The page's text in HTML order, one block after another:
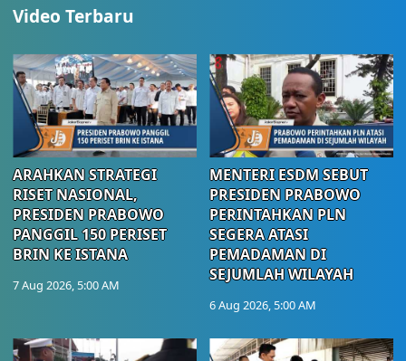
Video Terbaru
ARAHKAN STRATEGI
RISET NASIONAL,
PRESIDEN PRABOWO
PANGGIL 150 PERISET
BRIN KE ISTANA
7 Aug 2026, 5:00 AM
MENTERI ESDM SEBUT
PRESIDEN PRABOWO
PERINTAHKAN PLN
SEGERA ATASI
PEMADAMAN DI
SEJUMLAH WILAYAH
6 Aug 2026, 5:00 AM